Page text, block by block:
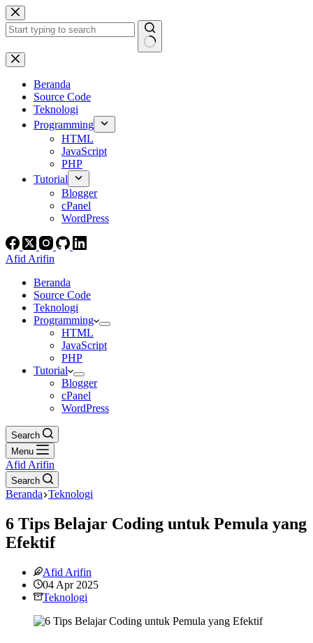
Skip
to
content
No
results
Beranda
Source Code
Teknologi
Programming
HTML
JavaScript
PHP
Tutorial
Blogger
cPanel
WordPress
Afid Arifin
Beranda
Source Code
Teknologi
Programming
HTML
JavaScript
PHP
Tutorial
Blogger
cPanel
WordPress
Search
Menu
Afid Arifin
Search
Beranda Teknologi
6 Tips Belajar Coding untuk Pemula yang
Efektif
Afid Arifin
04 Apr 2025
Teknologi